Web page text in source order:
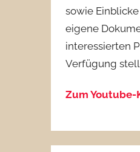
sowie
eigene
interessierten
Verfügung
Zum Youtube-